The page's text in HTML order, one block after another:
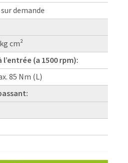
demande
cm²
(a 1500 rpm):
85 Nm (L)